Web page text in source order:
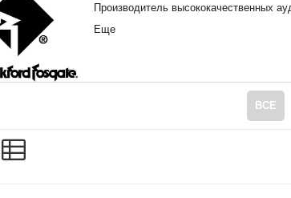
Производитель высококачественных
Еще
ВСЕ